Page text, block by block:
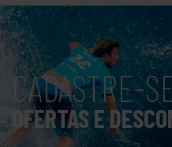
CADASTRE-
OFERTAS E